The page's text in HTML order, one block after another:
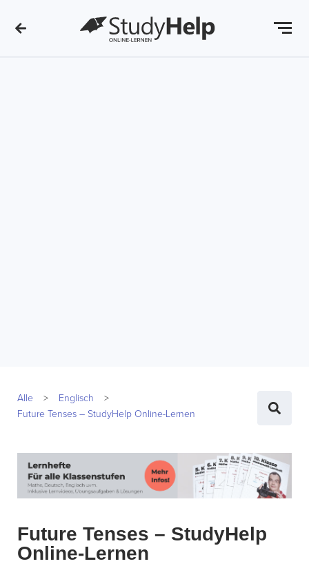
Alle
Englisch
Future Tenses – StudyHelp Online-Lernen
Future Tenses – StudyHelp
Online-Lernen